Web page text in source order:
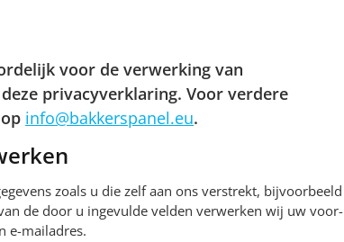
voor de verwerking van
privacyverklaring. Voor verdere
info@bakkerspanel.eu.
zoals u die zelf aan ons verstrekt, bijvoorbeeld
de door u ingevulde velden verwerken wij uw voor-
e-mailadres.